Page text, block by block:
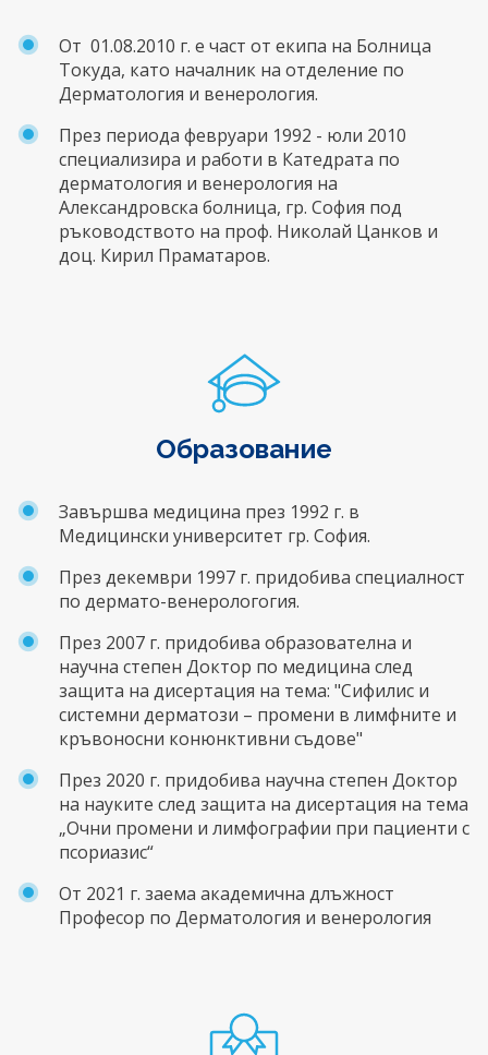
От 01.08.2010 г. е част от екипа на Болница
Токуда, като началник на отделение по
Дерматология и венерология.
През периода февруари 1992 - юли 2010
специализира и работи в Катедрата по
дерматология и венерология на
Александровска болница, гр. София под
ръководството на проф. Николай Цанков и
доц. Кирил Праматаров.
Образование
Завършва медицина през 1992 г. в
Медицински университет гр. София.
През декември 1997 г. придобива специалност
по дермато-венерологогия.
През 2007 г. придобива образователна и
научна степен Доктор по медицина след
защита на дисертация на тема: "Сифилис и
системни дерматози – промени в лимфните и
кръвоносни конюнктивни съдове"
През 2020 г. придобива научна степен Доктор
на науките след защита на дисертация на тема
„Очни промени и лимфографии при пациенти с
псориазис“
От 2021 г. заема академична длъжност
Професор по Дерматология и венерология